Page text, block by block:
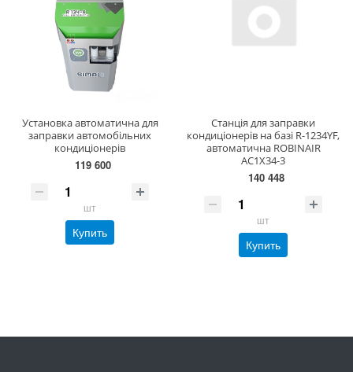
Установка автоматична для
заправки автомобiльних
кондицiонерiв
119 600
шт
Купить
Станція для заправки
кондиціонерів на базі R-1234YF,
автоматична ROBINAIR
AC1X34-3
140 448
шт
Купить